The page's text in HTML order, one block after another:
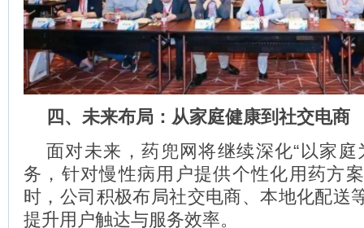
四、未来布局：从家庭健康到社交电商
面对未来，药兜网将继续深化“以家庭
务，针对慢性病用户提供个性化用药方
时，公司积极布局社交电商、本地化配送
提升用户触达与服务效率。